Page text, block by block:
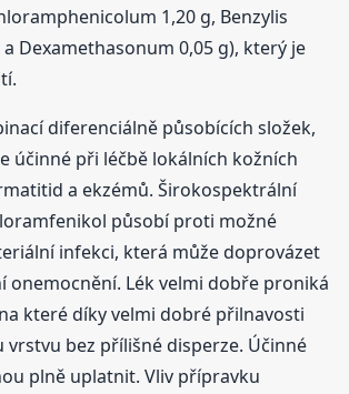
1,20 g, Benzylis
a Dexamethasonum 0,05 g), který je
diferenciálně působících složek,
účinné při léčbě lokálních kožních
a ekzémů. Širokospektrální
působí proti možné
infekci, která může doprovázet
onemocnění. Lék velmi dobře proniká
které díky velmi dobré přilnavosti
vrstvu bez přílišné disperze. Účinné
plně uplatnit. Vliv přípravku